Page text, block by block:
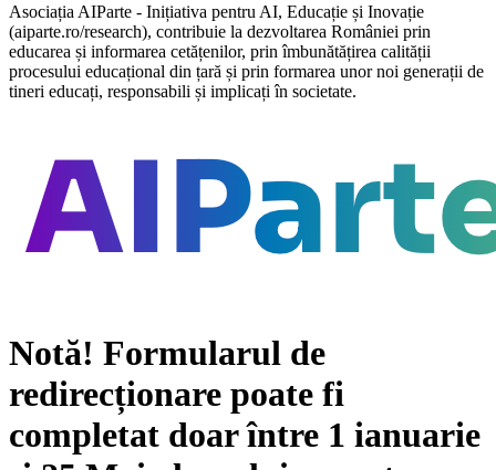
Asociația AIParte - Inițiativa pentru AI, Educație și Inovație
(aiparte.ro/research), contribuie la dezvoltarea României prin
educarea și informarea cetățenilor, prin îmbunătățirea calității
procesului educațional din țară și prin formarea unor noi generații de
tineri educați, responsabili și implicați în societate.
Notă! Formularul de
redirecționare poate fi
completat doar între 1 ianuarie